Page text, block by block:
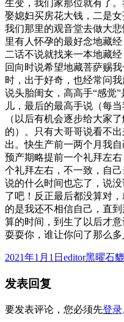
生变，我们家那位就有了
娶媳妇买房花大钱，二是
我们那里的观音堂去做大
里有人怀孕的最好念地藏
二话不说就找来一本地藏
回向时说希望地藏菩萨赐
时，出于好奇，也经常问
说头胎闺女，高高手“感觉
儿，最后的最高手说（每
（以后有机会逐步给大家
的）。只有大哥哥说看不
出。快生产前一两个月我
预产期略提前一个礼拜左
个礼拜左右，不一致，自己
说的什么时间也忘了，说
了吧！反正最后都没算对
的是我还不相信自己，直
算的时间，到生了以后才
耍耍你，谁让你问了那么多
发
于
2021年1月1日 作
editor分
黑曜石
发表回复
要发表评论，您必须先登录